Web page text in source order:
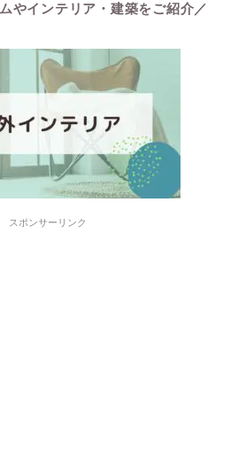
やインテリア・建築をご紹介／
スポンサーリンク